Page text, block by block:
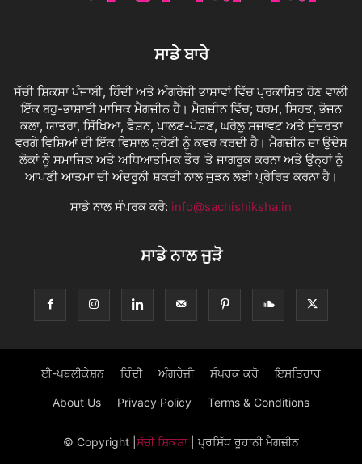
ਸਾਡੇ ਬਾਰੇ
ਸੱਚੀ ਸ਼ਿਕਸ਼ਾ ਪੰਜਾਬੀ, ਹਿੰਦੀ ਅਤੇ ਅੰਗਰੇਜ਼ੀ ਭਾਸ਼ਾਵਾਂ ਵਿੱਚ ਪ੍ਰਕਾਸ਼ਿਤ ਹੋਣ ਵਾਲੀ
ਇੱਕ ਬਹੁ-ਭਾਸ਼ਾਈ ਮਾਸਿਕ ਮੈਗਜ਼ੀਨ ਹੈ। ਮੈਗਜ਼ੀਨ ਵਿੱਚ; ਧਰਮ, ਸਿਹਤ, ਭੋਜਨ
ਕਲਾ, ਯਾਤਰਾ, ਸਿੱਖਿਆ, ਫੈਸ਼ਨ, ਪਾਲਣ-ਪੋਸ਼ਣ, ਘਰੇਲੂ ਸਜਾਵਟ ਅਤੇ ਸੁੰਦਰਤਾ
ਵਰਗੇ ਵਿਸ਼ਿਆਂ ਦੀ ਇੱਕ ਵਿਸ਼ਾਲ ਸ਼੍ਰੇਣੀ ਨੂੰ ਕਵਰ ਕਰਦੀ ਹੈ। ਮੈਗਜ਼ੀਨ ਦਾ ਉਦੇਸ਼
ਲੋਕਾਂ ਨੂੰ ਸਮਾਜਿਕ ਅਤੇ ਅਧਿਆਤਮਿਕ ਤੌਰ 'ਤੇ ਜਾਗਰੂਕ ਕਰਨਾ ਅਤੇ ਉਨ੍ਹਾਂ ਨੂੰ
ਆਪਣੀ ਆਤਮਾ ਦੀ ਅੰਦਰੂਨੀ ਸ਼ਕਤੀ ਨਾਲ ਜੁੜਨ ਲਈ ਪ੍ਰੇਰਿਤ ਕਰਨਾ ਹੈ।
ਸਾਡੇ ਨਾਲ ਸੰਪਰਕ ਕਰੋ: info@sachishiksha.in
ਸਾਡੇ ਨਾਲ ਜੁੜੋ
ਈ-ਪਬਲੀਕੇਸ਼ਨ ਹਿੰਦੀ ਅੰਗਰੇਜ਼ੀ ਸੰਪਰਕ ਕਰੋ ਇਸ਼ਤਿਹਾਰ
About Us Privacy Policy Terms & Conditions
© Copyright ਸੱਚੀ ਸ਼ਿਕਸ਼ਾ| ਪ੍ਰਸਿੱਧ ਰੂਹਾਨੀ ਮੈਗਜ਼ੀਨ